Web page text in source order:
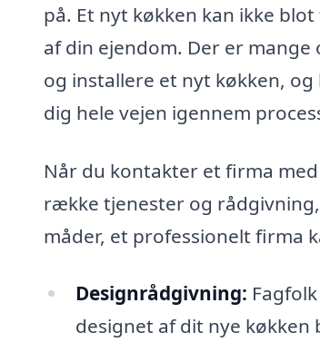
på. Et nyt køkken kan ikke
af din ejendom. Der er
og installere et nyt køkken,
dig hele vejen igennem
Når du kontakter et firma
række tjenester og
måder, et professionelt firma
Designrådgivning:
designet af dit nye